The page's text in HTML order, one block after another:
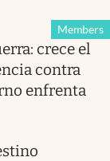
Members
crece el
contra
enfrenta